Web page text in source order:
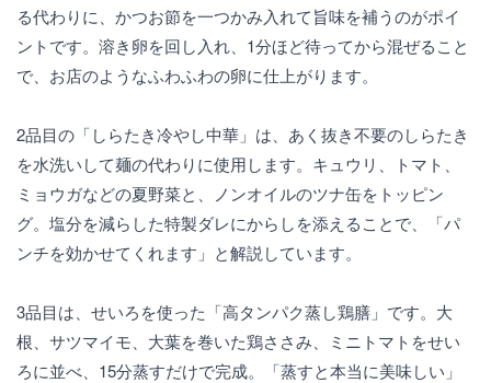
る代わりに、かつお節を一つかみ入れて旨味を補うのがポイ
ントです。溶き卵を回し入れ、1分ほど待ってから混ぜること
で、お店のようなふわふわの卵に仕上がります。
2品目の「しらたき冷やし中華」は、あく抜き不要のしらたき
を水洗いして麺の代わりに使用します。キュウリ、トマト、
ミョウガなどの夏野菜と、ノンオイルのツナ缶をトッピン
グ。塩分を減らした特製ダレにからしを添えることで、「パ
ンチを効かせてくれます」と解説しています。
3品目は、せいろを使った「高タンパク蒸し鶏膳」です。大
根、サツマイモ、大葉を巻いた鶏ささみ、ミニトマトをせい
ろに並べ、15分蒸すだけで完成。「蒸すと本当に美味しい」